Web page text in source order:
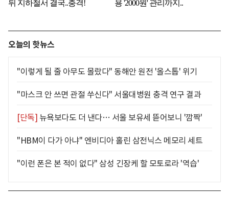
오늘의 핫뉴스
"이렇게 될 줄 아무도 몰랐다" 동해안 원전 '올스톱' 위기
"마스크 안 쓰면 관절 쑤신다" 서울대병원 충격 연구 결과
[단독] 뉴욕보다도 더 낸다… 서울 보유세 뜯어보니 '깜짝'
"HBM이 다가 아냐" 엔비디아 홀린 삼전닉스 메모리 세트
"이런 폰은 본 적이 없다" 삼성 긴장케 할 모토로라 '역습'